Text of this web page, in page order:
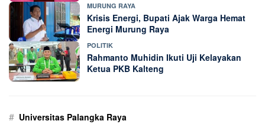
MURUNG RAYA
Krisis Energi, Bupati Ajak Warga Hemat
Energi Murung Raya
POLITIK
Rahmanto Muhidin Ikuti Uji Kelayakan
Ketua PKB Kalteng
# Universitas Palangka Raya